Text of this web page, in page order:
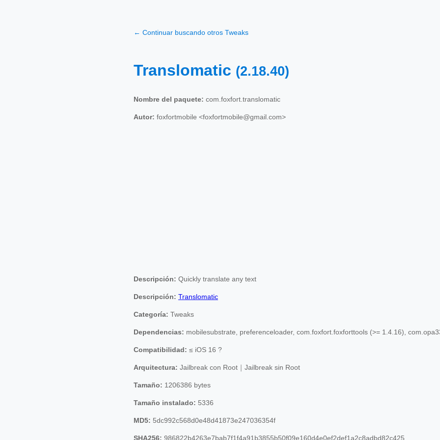
← Continuar buscando otros Tweaks
Translomatic (2.18.40)
Nombre del paquete: com.foxfort.translomatic
Autor: foxfortmobile <foxfortmobile@gmail.com>
Descripción: Quickly translate any text
Descripción: Translomatic
Categoría: Tweaks
Dependencias: mobilesubstrate, preferenceloader, com.foxfort.foxforttools (>= 1.4.16),
Compatibilidad: ≤ iOS 16 ?
Arquitectura: Jailbreak con Root｜Jailbreak sin Root
Tamaño: 1206386 bytes
Tamaño instalado: 5336
MD5: 5dc992c568d0e48d41873e247036354f
SHA256: 986822b4263e7bab7f1f4a91b3855b50f09e160d4e0ef2def1a2c8adbd82c425